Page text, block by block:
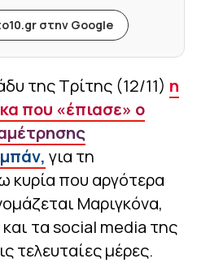
στην Google
της Τρίτης (12/11) η
που «έπιασε» ο
για τη
κυρία που αργότερα
Μαριγκόνα,
τα social media της
τελευταίες μέρες.